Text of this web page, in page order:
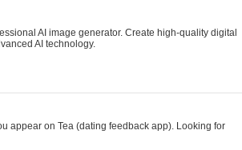
AI image generator. Create high-quality digital
AI technology.
appear on Tea (dating feedback app). Looking for